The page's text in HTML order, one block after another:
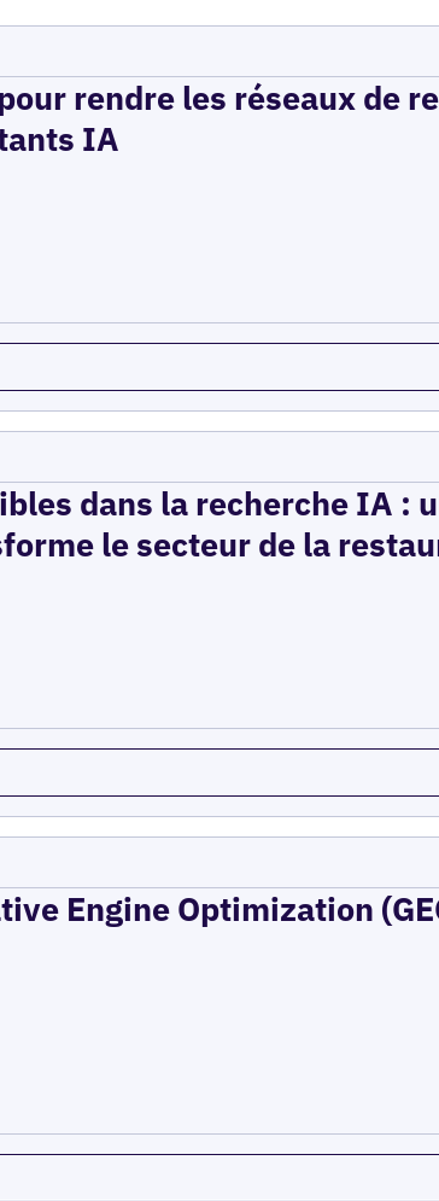
rendre les réseaux de
IA
dans la recherche IA :
le secteur de la
Engine Optimization